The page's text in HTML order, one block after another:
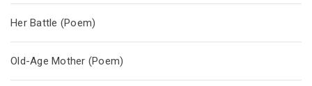
Her Battle (Poem)
Old-Age Mother (Poem)